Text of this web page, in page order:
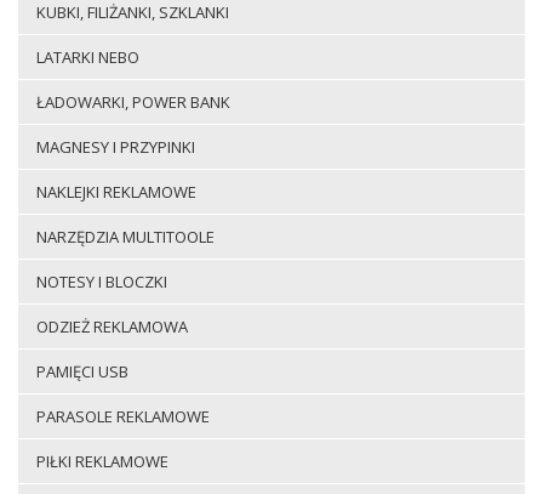
KUBKI, FILIŻANKI, SZKLANKI
LATARKI NEBO
ŁADOWARKI, POWER BANK
MAGNESY I PRZYPINKI
NAKLEJKI REKLAMOWE
NARZĘDZIA MULTITOOLE
NOTESY I BLOCZKI
ODZIEŻ REKLAMOWA
PAMIĘCI USB
PARASOLE REKLAMOWE
PIŁKI REKLAMOWE